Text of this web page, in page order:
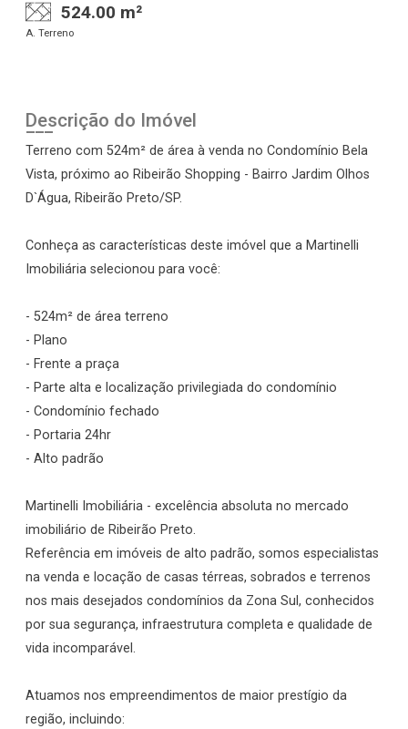
524.00 m²
A. Terreno
Descrição do Imóvel
Terreno com 524m² de área à venda no Condomínio Bela
Vista, próximo ao Ribeirão Shopping - Bairro Jardim Olhos
D`Água, Ribeirão Preto/SP.
Conheça as características deste imóvel que a Martinelli
Imobiliária selecionou para você:
- 524m² de área terreno
- Plano
- Frente a praça
- Parte alta e localização privilegiada do condomínio
- Condomínio fechado
- Portaria 24hr
- Alto padrão
Martinelli Imobiliária - excelência absoluta no mercado
imobiliário de Ribeirão Preto.
Referência em imóveis de alto padrão, somos especialistas
na venda e locação de casas térreas, sobrados e terrenos
nos mais desejados condomínios da Zona Sul, conhecidos
por sua segurança, infraestrutura completa e qualidade de
vida incomparável.
Atuamos nos empreendimentos de maior prestígio da
região, incluindo: